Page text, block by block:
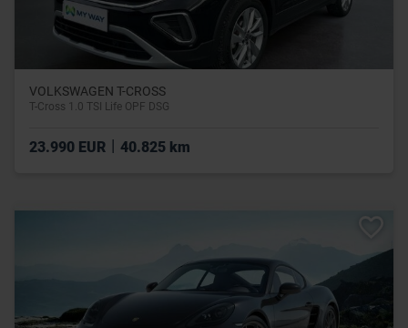
VOLKSWAGEN T-CROSS
T-Cross 1.0 TSI Life OPF DSG
23.990 EUR | 40.825 km